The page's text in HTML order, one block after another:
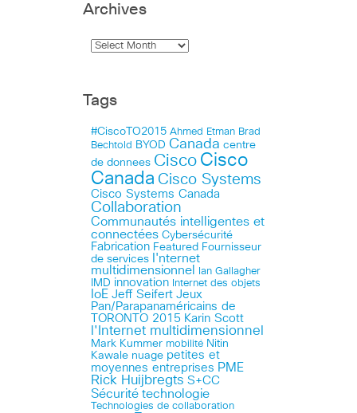
Archives
Tags
#CiscoTO2015 Ahmed Etman Brad
Bechtold
BYOD Canada centre
de donnees Cisco Cisco
Canada Cisco Systems
Cisco Systems Canada
Collaboration
Communautés intelligentes et
connectées Cybersécurité
Fabrication Featured Fournisseur
de services
I'nternet
multidimensionnel
Ian Gallagher
IMD innovation Internet des objets
IoE Jeff Seifert Jeux
Pan/Parapanaméricains de
TORONTO 2015 Karin Scott
l'Internet multidimensionnel
Mark Kummer mobilité Nitin
Kawale nuage petites et
moyennes entreprises PME
Rick Huijbregts S+CC
Sécurité technologie
Technologies de collaboration